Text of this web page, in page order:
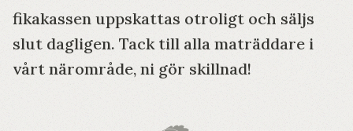
fikakassen uppskattas otroligt och säljs
slut dagligen. Tack till alla maträddare i
vårt närområde, ni gör skillnad!